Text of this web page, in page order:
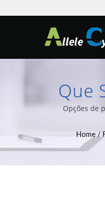
Que
Opções de
Home /